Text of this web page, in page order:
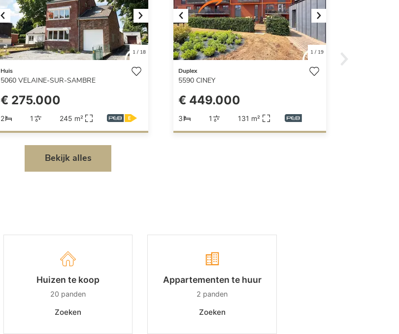
Previous Next
1/ 18
Huis
5060 VELAINE-SUR-SAMBRE
€ 275.000
2 1 245 m²
Previous Next
1 / 19
Duplex
5590 CINEY
€ 449.000
3 1 131 m²
Bekijk alles
Huizen te koop
20 panden
Zoeken
Appartementen te huur
2 panden
Zoeken